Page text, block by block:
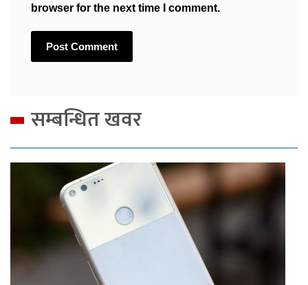
browser for the next time I comment.
सम्बन्धित खवर